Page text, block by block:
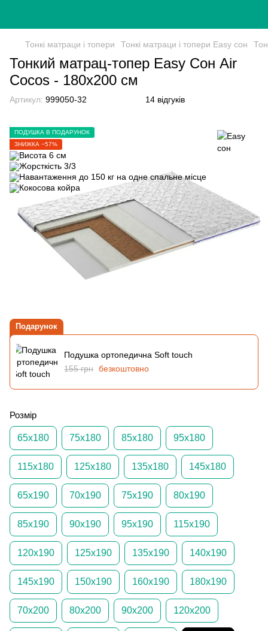
Тонкі матраци і топери Тонкі матраци і топери Easy сон
Тонкий матрац-топер Easy Сон Air
Cocos - 180х200 см
Артикул: 999050-32 14 відгуків
ПОДУШКА В ПОДАРУНОК
ЗНИЖКА −57%
Подарунок
Подушка ортопедична Soft touch
155 грн безкоштовно
Розмір
65х180 75х180 85х180 95х180
115х180 125х180 135х180 145х180
65х190 70х190 75х190 80х190
85х190 90х190 95х190 115х190
120х190 125х190 135х190 140х190
145х190 150х190 160х190 180х190
70х200 80х200 90х200 120х200